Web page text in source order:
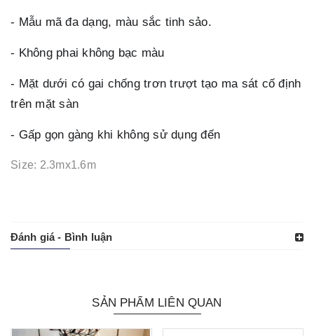
- Mẫu mã đa dạng, màu sắc tinh sảo.
- Không phai không bạc màu
- Mặt dưới có gai chống trơn trượt tạo ma sát cố định
trên mặt sàn
- Gấp gọn gàng khi không sử dụng đến
Size: 2.3mx1.6m
Đánh giá - Bình luận
SẢN PHẨM LIÊN QUAN